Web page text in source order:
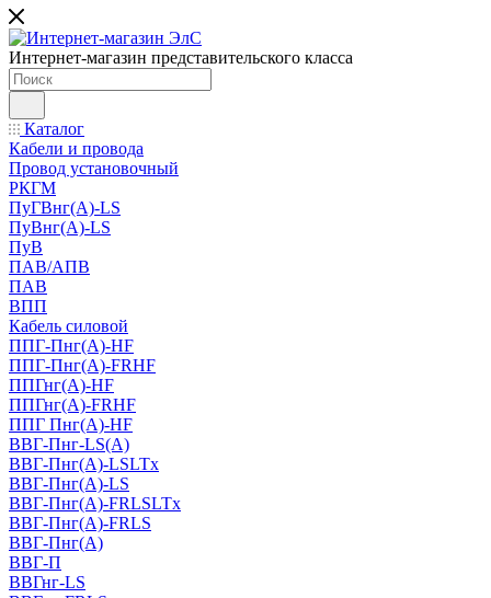
Интернет-магазин представительского класса
Каталог
Кабели и провода
Провод установочный
РКГМ
ПуГВнг(А)-LS
ПуВнг(А)-LS
ПуВ
ПАВ/АПВ
ПАВ
ВПП
Кабель силовой
ППГ-Пнг(А)-HF
ППГ-Пнг(А)-FRHF
ППГнг(А)-HF
ППГнг(А)-FRHF
ППГ Пнг(А)-HF
ВВГ-Пнг-LS(А)
ВВГ-Пнг(А)-LSLTx
ВВГ-Пнг(А)-LS
ВВГ-Пнг(А)-FRLSLTx
ВВГ-Пнг(А)-FRLS
ВВГ-Пнг(А)
ВВГ-П
ВВГнг-LS